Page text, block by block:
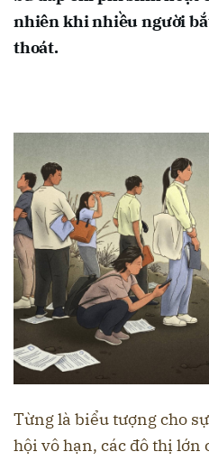
nhiên khi nhiều người
thoát.
Từng là biểu tượng cho
hội vô hạn, các đô thị lớn